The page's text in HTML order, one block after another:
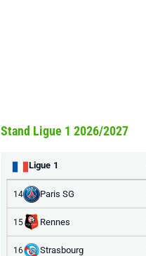
Stand Ligue 1 2026/2027
Ligue 1
14 Paris SG
15 Rennes
16 Strasbourg